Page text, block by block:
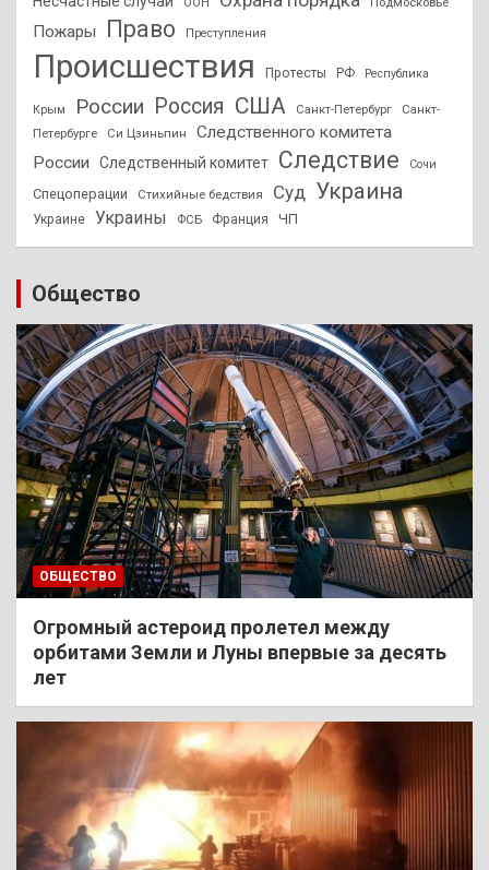
Пожары Право Преступления
Происшествия Протесты РФ Республика
Крым России Россия США Санкт-Петербург
Санкт-
Петербурге
Си Цзиньпин
Следственного комитета
России
Следственный комитет Следствие Сочи
Спецоперации Стихийные бедствия Суд Украина
Украине Украины ФСБ Франция ЧП
Общество
ОБЩЕСТВО
Огромный астероид пролетел между
орбитами Земли и Луны впервые за десять
лет